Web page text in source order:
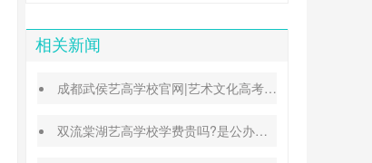
相关新闻
成都武侯艺高学校官网|艺术文化高考班能高考吗
双流棠湖艺高学校学费贵吗?是公办还是民办